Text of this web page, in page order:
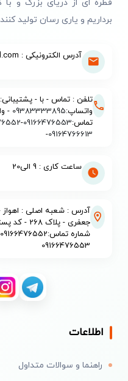
قطره ای از دریای بزرگ و
برداریم و یاری رسان تولید
آدرس الکترونیکی : alvanmarket.com@gmail.com
واتساپ:09383333895
-
تماس:09166476553
-
09164766613
-
ساعت کاری : 9 الی20
آدرس : شعبه اصلی : اهواز -
جعفری - پلاک 268 - کد پستی: 6194914980
شماره تماس:09166476552
09166476553
اطلاعات
راهنما و سوالات متداول